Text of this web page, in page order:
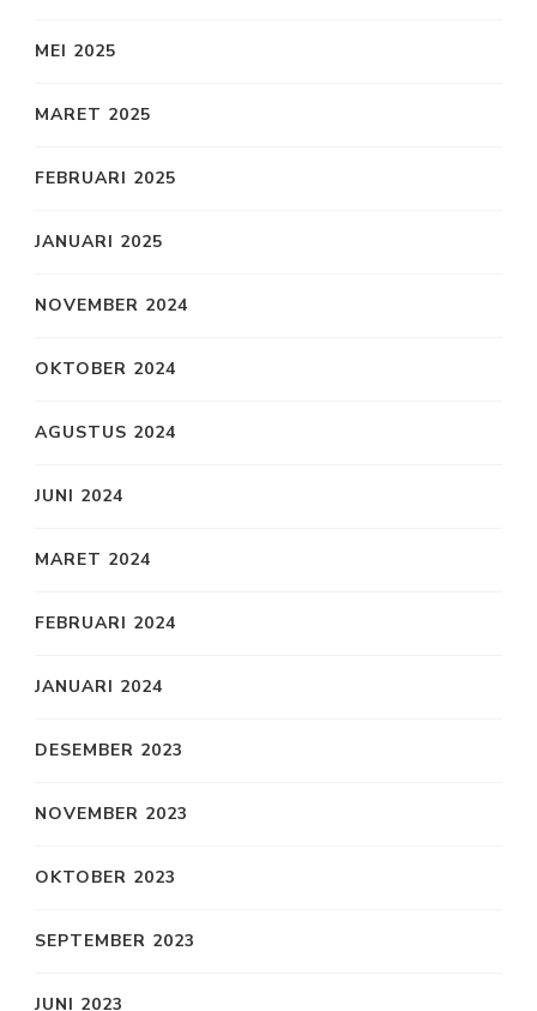
MEI 2025
MARET 2025
FEBRUARI 2025
JANUARI 2025
NOVEMBER 2024
OKTOBER 2024
AGUSTUS 2024
JUNI 2024
MARET 2024
FEBRUARI 2024
JANUARI 2024
DESEMBER 2023
NOVEMBER 2023
OKTOBER 2023
SEPTEMBER 2023
JUNI 2023